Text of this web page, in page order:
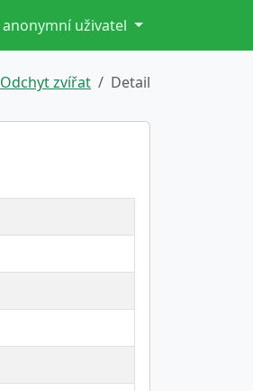
anonymní uživatel
Odchyt zvířat Detail